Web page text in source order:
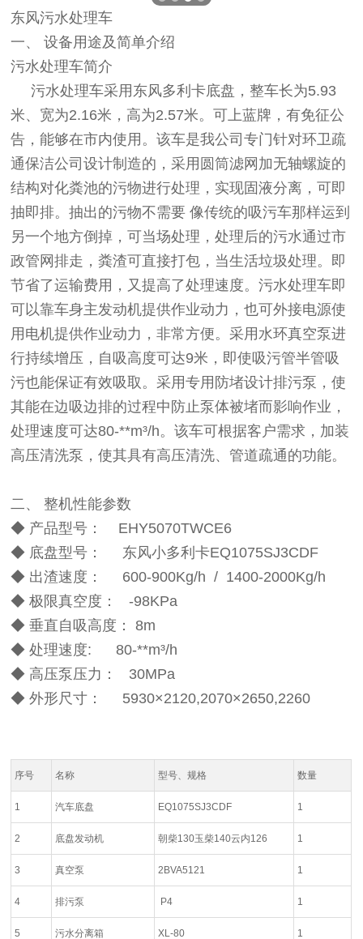
东风污水处理车
一、 设备用途及简单介绍
污水处理车简介
污水处理车采用东风多利卡底盘，整车长为5.93
米、宽为2.16米，高为2.57米。可上蓝牌，有免征公
告，能够在市内使用。该车是我公司专门针对环卫疏
通保洁公司设计制造的，采用圆筒滤网加无轴螺旋的
结构对化粪池的污物进行处理，实现固液分离，可即
抽即排。抽出的污物不需要 像传统的吸污车那样运到
另一个地方倒掉，可当场处理，处理后的污水通过市
政管网排走，粪渣可直接打包，当生活垃圾处理。即
节省了运输费用，又提高了处理速度。污水处理车即
可以靠车身主发动机提供作业动力，也可外接电源使
用电机提供作业动力，非常方便。采用水环真空泵进
行持续增压，自吸高度可达9米，即使吸污管半管吸
污也能保证有效吸取。采用专用防堵设计排污泵，使
其能在边吸边排的过程中防止泵体被堵而影响作业，
处理速度可达80-**m³/h。该车可根据客户需求，加装
高压清洗泵，使其具有高压清洗、管道疏通的功能。
二、 整机性能参数
◆ 产品型号： EHY5070TWCE6
◆ 底盘型号： 东风小多利卡EQ1075SJ3CDF
◆ 出渣速度： 600-900Kg/h / 1400-2000Kg/h
◆ 极限真空度： -98KPa
◆ 垂直自吸高度： 8m
◆ 处理速度: 80-**m³/h
◆ 高压泵压力： 30MPa
◆ 外形尺寸： 5930×2120,2070×2650,2260
序号 名称 型号、规格 数量
1 汽车底盘 EQ1075SJ3CDF 1
2 底盘发动机 朝柴130玉柴140云内126 1
3 真空泵 2BVA5121 1
4 排污泵 P4 1
5 污水分离箱 XL-80 1